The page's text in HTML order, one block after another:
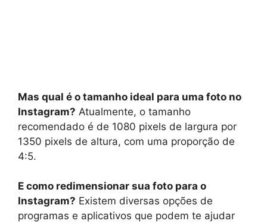
Mas qual é o tamanho ideal para uma foto no
Instagram? Atualmente, o tamanho
recomendado é de 1080 pixels de largura por
1350 pixels de altura, com uma proporção de
4:5.
E como redimensionar sua foto para o
Instagram? Existem diversas opções de
programas e aplicativos que podem te ajudar